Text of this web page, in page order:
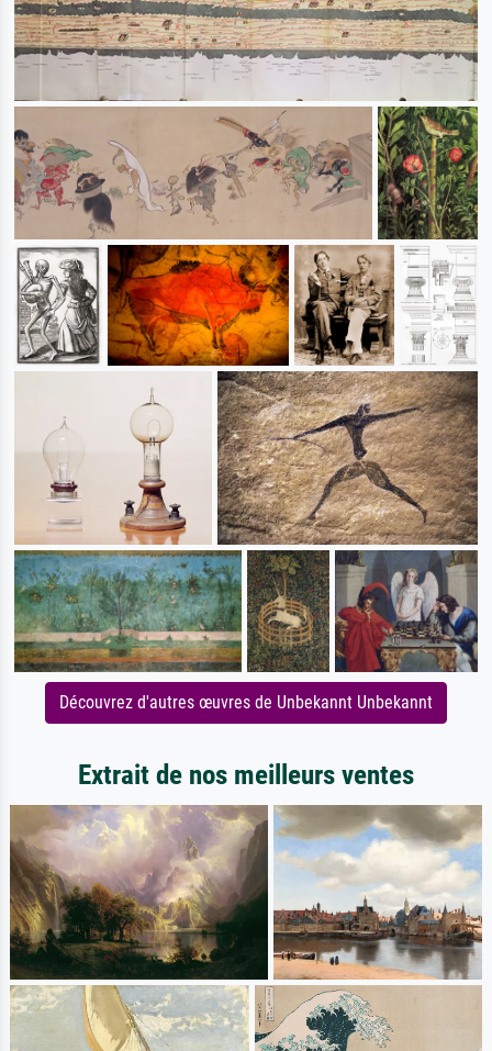
Découvrez d'autres œuvres de Unbekannt Unbekannt
Extrait de nos meilleurs ventes